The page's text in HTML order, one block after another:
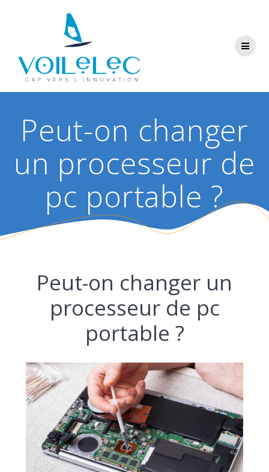
Peut-on changer
un processeur de
pc portable ?
Peut-on changer un
processeur de pc
portable ?